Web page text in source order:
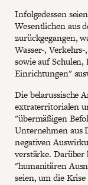
Infolgedessen
Wesentlichen aus
zurückgegangen,
Wasser-,
sowie auf
Einrichtungen"
Die belarussische
extraterritorialen
"übermäßigen
Unternehmen aus
negativen
verstärke. Darüber
"humanitären
seien, um die